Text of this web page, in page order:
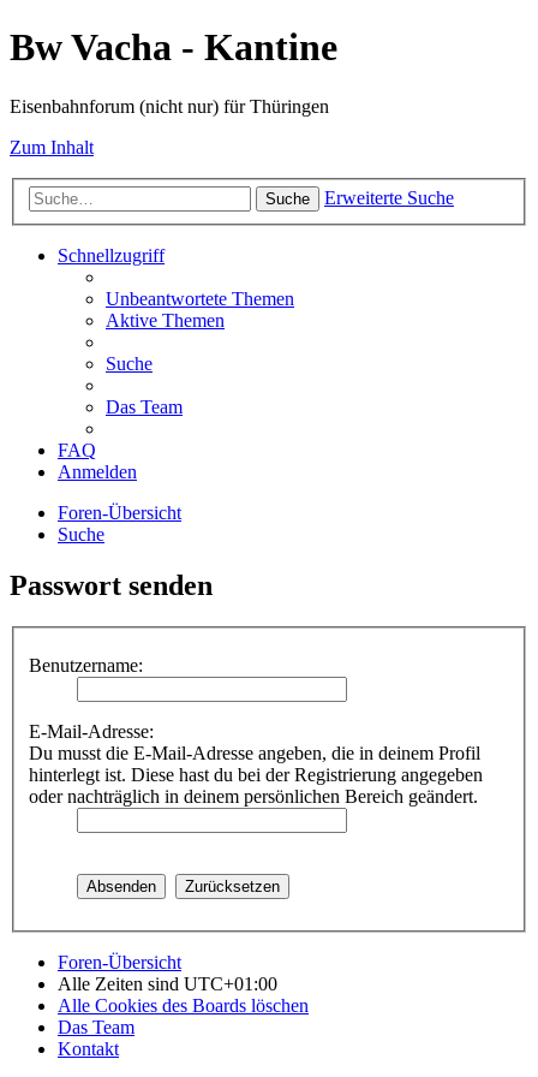
Bw Vacha - Kantine
Eisenbahnforum (nicht nur) für Thüringen
Zum Inhalt
Suche Erweiterte Suche
Schnellzugriff
Unbeantwortete Themen
Aktive Themen
Suche
Das Team
FAQ
Anmelden
Foren-Übersicht
Suche
Passwort senden
Benutzername:
E-Mail-Adresse:
Du musst die E-Mail-Adresse angeben, die in deinem Profil
hinterlegt ist. Diese hast du bei der Registrierung angegeben
oder nachträglich in deinem persönlichen Bereich geändert.
Foren-Übersicht
Alle Zeiten sind UTC+01:00
Alle Cookies des Boards löschen
Das Team
Kontakt